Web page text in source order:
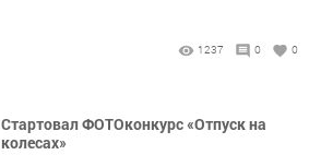
1237 0 0
Стартовал ФОТОконкурс «Отпуск на
колесах»